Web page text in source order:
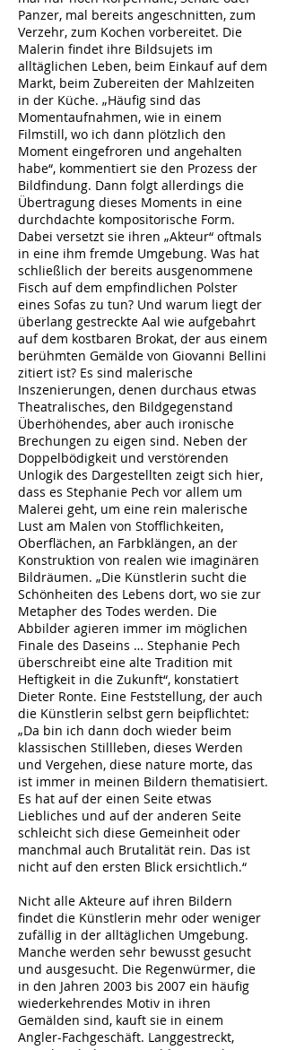
Panzer, mal bereits angeschnitten, zum
Verzehr, zum Kochen vorbereitet. Die
Malerin findet ihre Bildsujets im
alltäglichen Leben, beim Einkauf auf dem
Markt, beim Zubereiten der Mahlzeiten
in der Küche. „Häufig sind das
Momentaufnahmen, wie in einem
Filmstill, wo ich dann plötzlich den
Moment eingefroren und angehalten
habe“, kommentiert sie den Prozess der
Bildfindung. Dann folgt allerdings die
Übertragung dieses Moments in eine
durchdachte kompositorische Form.
Dabei versetzt sie ihren „Akteur“ oftmals
in eine ihm fremde Umgebung. Was hat
schließlich der bereits ausgenommene
Fisch auf dem empfindlichen Polster
eines Sofas zu tun? Und warum liegt der
überlang gestreckte Aal wie aufgebahrt
auf dem kostbaren Brokat, der aus einem
berühmten Gemälde von Giovanni Bellini
zitiert ist? Es sind malerische
Inszenierungen, denen durchaus etwas
Theatralisches, den Bildgegenstand
Überhöhendes, aber auch ironische
Brechungen zu eigen sind. Neben der
Doppelbödigkeit und verstörenden
Unlogik des Dargestellten zeigt sich hier,
dass es Stephanie Pech vor allem um
Malerei geht, um eine rein malerische
Lust am Malen von Stofflichkeiten,
Oberflächen, an Farbklängen, an der
Konstruktion von realen wie imaginären
Bildräumen. „Die Künstlerin sucht die
Schönheiten des Lebens dort, wo sie zur
Metapher des Todes werden. Die
Abbilder agieren immer im möglichen
Finale des Daseins … Stephanie Pech
überschreibt eine alte Tradition mit
Heftigkeit in die Zukunft“, konstatiert
Dieter Ronte. Eine Feststellung, der auch
die Künstlerin selbst gern beipflichtet:
„Da bin ich dann doch wieder beim
klassischen Stillleben, dieses Werden
und Vergehen, diese nature morte, das
ist immer in meinen Bildern thematisiert.
Es hat auf der einen Seite etwas
Liebliches und auf der anderen Seite
schleicht sich diese Gemeinheit oder
manchmal auch Brutalität rein. Das ist
nicht auf den ersten Blick ersichtlich.“
Nicht alle Akteure auf ihren Bildern
findet die Künstlerin mehr oder weniger
zufällig in der alltäglichen Umgebung.
Manche werden sehr bewusst gesucht
und ausgesucht. Die Regenwürmer, die
in den Jahren 2003 bis 2007 ein häufig
wiederkehrendes Motiv in ihren
Gemälden sind, kauft sie in einem
Angler-Fachgeschäft. Langgestreckt,